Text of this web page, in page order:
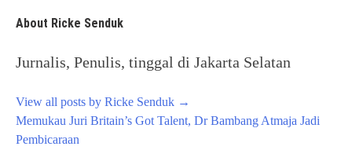
About Ricke Senduk
Jurnalis, Penulis, tinggal di Jakarta Selatan
View all posts by Ricke Senduk →
Post
navigation
Memukau Juri Britain’s Got Talent, Dr Bambang Atmaja Jadi
Pembicaraan